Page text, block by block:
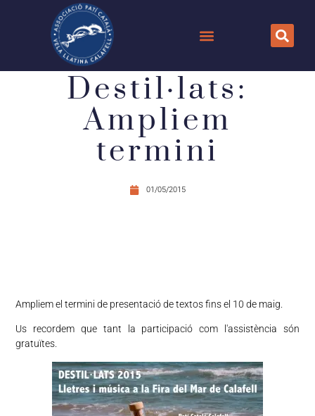
Destil·lats:
Ampliem
termini
01/05/2015
Ampliem el termini de presentació de textos fins el 10 de maig.
Us recordem que tant la participació com l'assistència són
gratuïtes.